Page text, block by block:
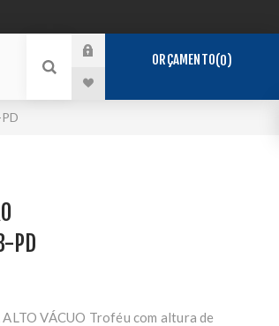
ORÇAMENTO 0
PD
VÁCUO Troféu com altura de